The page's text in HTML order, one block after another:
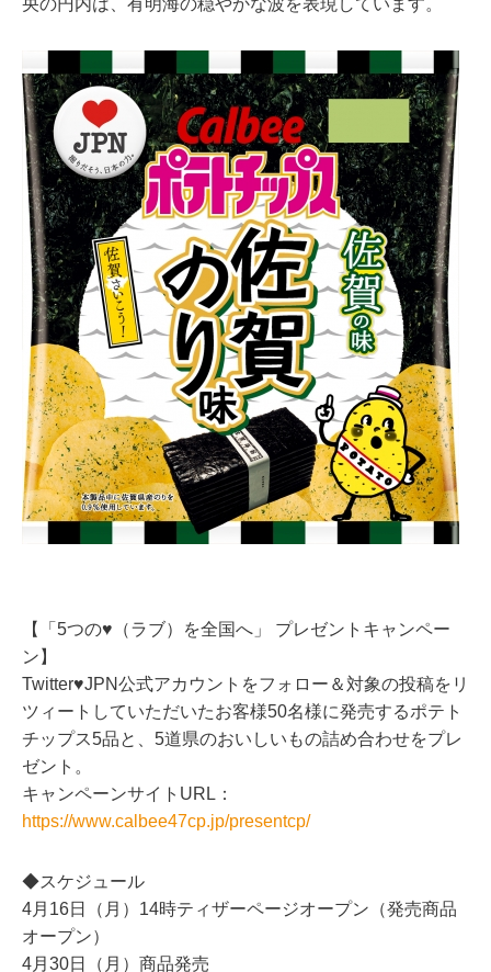
央の円内は、有明海の穏やかな波を表現しています。
【「5つの♥（ラブ）を全国へ」 プレゼントキャンペー
ン】
Twitter♥JPN公式アカウントをフォロー＆対象の投稿をリ
ツィートしていただいたお客様50名様に発売するポテト
チップス5品と、5道県のおいしいもの詰め合わせをプレ
ゼント。
キャンペーンサイトURL：
https://www.calbee47cp.jp/presentcp/
◆スケジュール
4月16日（月）14時ティザーページオープン（発売商品
オープン）
4月30日（月）商品発売